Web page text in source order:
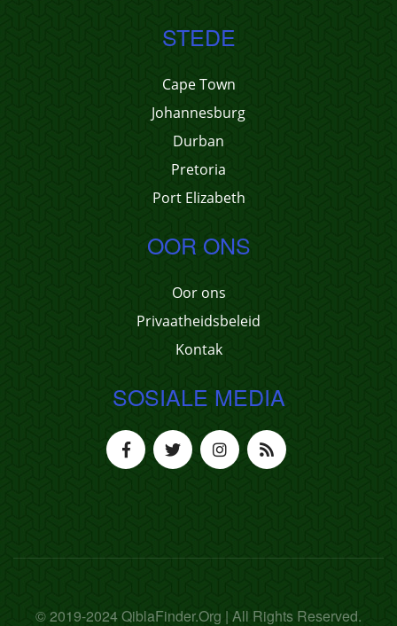
STEDE
Cape Town
Johannesburg
Durban
Pretoria
Port Elizabeth
OOR ONS
Oor ons
Privaatheidsbeleid
Kontak
SOSIALE MEDIA
© 2019-2024 QiblaFinder.Org | All Rights Reserved.